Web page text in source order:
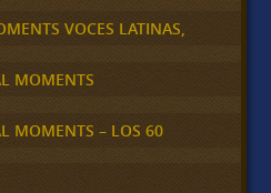
VOCES LATINAS,
MOMENTS
MOMENTS – LOS 60